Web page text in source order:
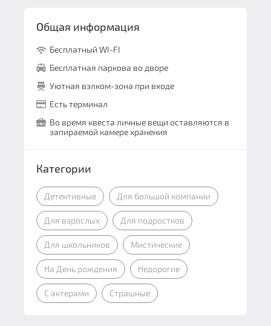
Общая информация
Бесплатный WI-FI
Бесплатная паркова во дворе
Уютная вэлком-зона при входе
Есть терминал
Во время квеста личные вещи оставляются в
запираемой камере хранения
Категории
Детективные Для большой компании
Для взрослых Для подростков
Для школьников Мистические
На День рождения Недорогие
С актерами Страшные